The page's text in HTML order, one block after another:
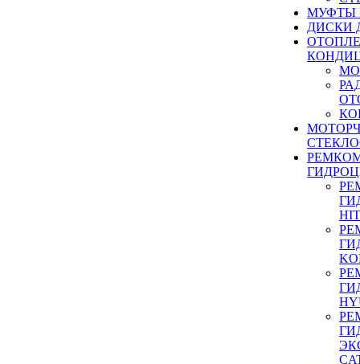
МУФТЫ
ДИСКИ